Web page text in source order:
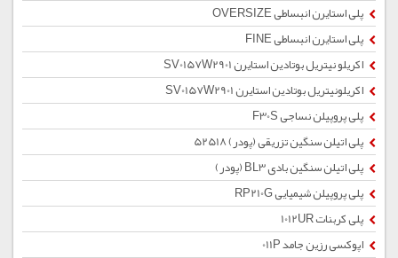
پلی استایرن انبساطی OVERSIZE
پلی استایرن انبساطی FINE
اکریلو نیتریل بوتادین استایرن SV0157W2901
اکریلونیتریل بوتادین استایرن SV0157W2901
پلی پروپیلن نساجی F30S
پلی اتیلن سنگین تزریقی (پودر) 52518
پلی اتیلن سنگین بادی BL3 (پودر)
پلی پروپیلن شیمیایی RP210G
پلی کربنات 1012UR
اپوکسی رزین جامد 011P